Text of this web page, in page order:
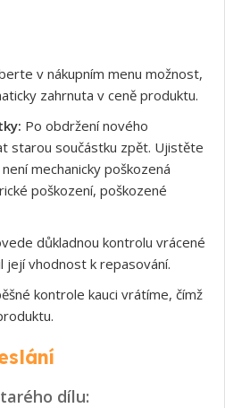
v nákupním menu možnost,
zahrnuta v ceně produktu.
Po obdržení nového
starou součástku zpět. Ujistěte
mechanicky poškozená
poškození, poškozené
důkladnou kontrolu vrácené
vhodnost k repasování.
kontrole kauci vrátíme, čímž
dílu: